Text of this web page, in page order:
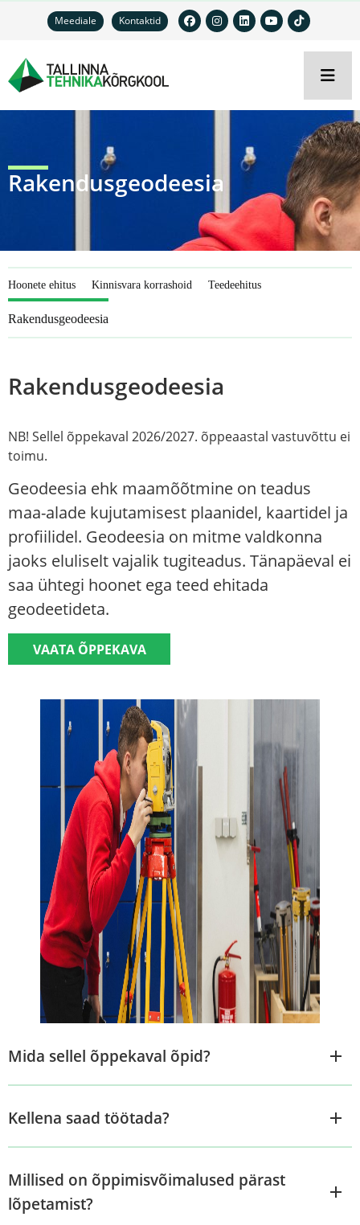
Meediale Kontaktid
Rakendusgeodeesia
Hoonete ehitus Kinnisvara korrashoid Teedeehitus
Rakendusgeodeesia
Rakendusgeodeesia
NB! Sellel õppekaval 2026/2027. õppeaastal vastuvõttu ei
toimu.
Geodeesia ehk maamõõtmine on teadus
maa-alade kujutamisest plaanidel, kaartidel ja
profiilidel. Geodeesia on mitme valdkonna
jaoks eluliselt vajalik tugiteadus. Tänapäeval ei
saa ühtegi hoonet ega teed ehitada
geodeetideta.
VAATA ÕPPEKAVA
Mida sellel õppekaval õpid?
Kellena saad töötada?
Millised on õppimisvõimalused pärast
lõpetamist?